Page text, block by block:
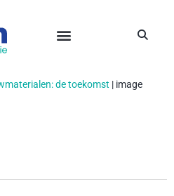
de toekomst | image